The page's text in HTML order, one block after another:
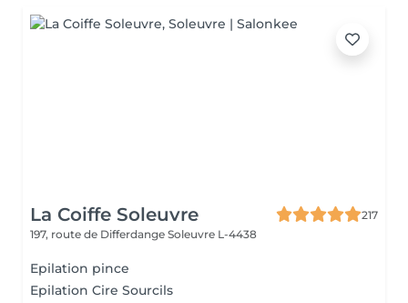
La Coiffe Soleuvre
217
197, route de Differdange Soleuvre L-4438
Epilation pince
Epilation Cire Sourcils